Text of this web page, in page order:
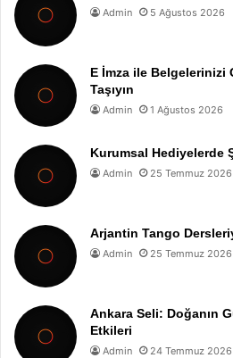
Admin 5 Ağustos 2026
E İmza ile Belgelerinizi
Taşıyın
Admin 1 Ağustos 2026
Kurumsal Hediyelerde
Admin 25 Temmuz 2026
Arjantin Tango
Admin 25 Temmuz 2026
Ankara Seli: Doğanın
Etkileri
Admin 24 Temmuz 2026